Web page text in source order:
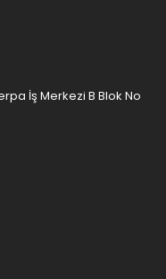
İş Merkezi B Blok No